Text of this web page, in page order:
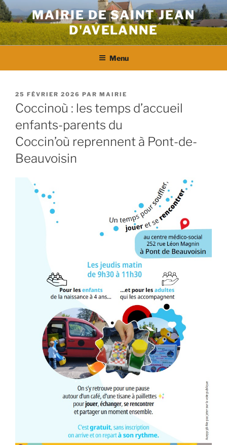
Aller
au
contenu
principal
MAIRIE DE SAINT JEAN
D'AVELANNE
Menu
PUBLIÉ
LE
25 FÉVRIER 2026 PAR MAIRIE
Coccinoù : les temps d’accueil
enfants-parents du
Coccin’où reprennent à Pont-de-
Beauvoisin